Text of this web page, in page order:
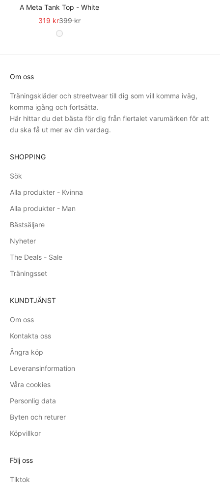
A Meta Tank Top - White
Sale
319 krPris
399 kr
Om oss
Träningskläder och streetwear till dig som vill komma iväg,
komma igång och fortsätta.
Här hittar du det bästa för dig från flertalet varumärken för att
du ska få ut mer av din vardag.
SHOPPING
Sök
Alla produkter - Kvinna
Alla produkter - Man
Bästsäljare
Nyheter
The Deals - Sale
Träningsset
KUNDTJÄNST
Om oss
Kontakta oss
Ångra köp
Leveransinformation
Våra cookies
Personlig data
Byten och returer
Köpvillkor
Följ oss
Tiktok